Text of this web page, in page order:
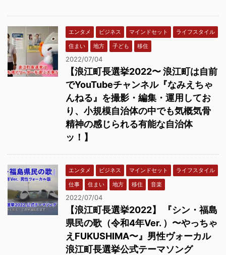
エンタメ ビジネス マインドセット
ライフスタイル
住まい
地方 子ども 移住
2022/07/04
【浪江町長選挙2022〜 浪江町は自前
でYouTubeチャンネル『なみえちゃ
んねる』を撮影・編集・運用してお
り、小規模自治体の中でも気概気骨
精神の感じられる有能な自治体
ッ！】
エンタメ ビジネス マインドセット
ライフスタイル
仕事
住まい 地方 移住 音楽
2022/07/04
【浪江町長選挙2022】 『シン・福島
県民の歌（令和4年Ver. ）〜やっちゃ
えFUKUSHIMA〜』男性ヴォーカル
浪江町長選挙公式テーマソング